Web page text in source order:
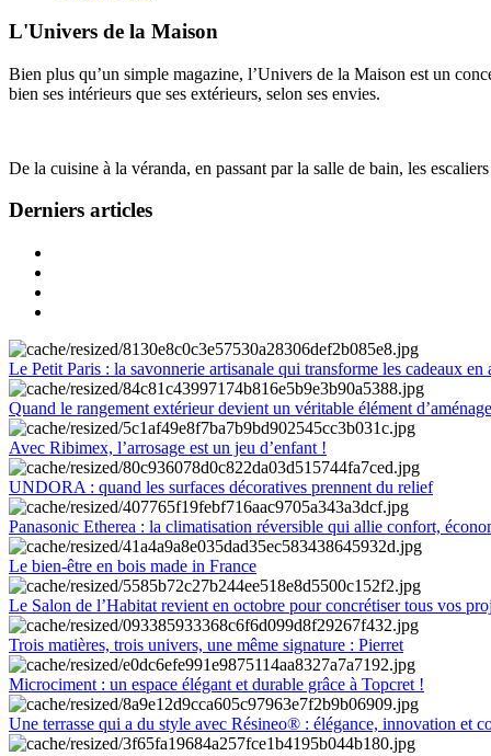
L'Univers de la Maison
Bien plus qu’un simple magazine, l’Univers de la Maison est un
bien ses intérieurs que ses extérieurs, selon ses envies.
De la cuisine à la véranda, en passant par la salle de bain, les
Derniers articles
Le Petit Paris : la savonnerie artisanale qui transforme les cadeaux en
Quand le rangement extérieur devient un véritable élément
Avec Ribimex, l’arrosage est un jeu d’enfant !
UNDORA : quand les surfaces décoratives prennent du relief
Panasonic Etherea : la climatisation réversible qui allie confort,
Le bien-être en bois made in France
Le Salon de l’Habitat revient en octobre pour concrétiser tous vos
Trois matières, trois univers, une même signature : Pierret
Microciment : un espace élégant et durable grâce à Topcret !
Une terrasse qui a du style avec Résineo® : élégance, innovation et